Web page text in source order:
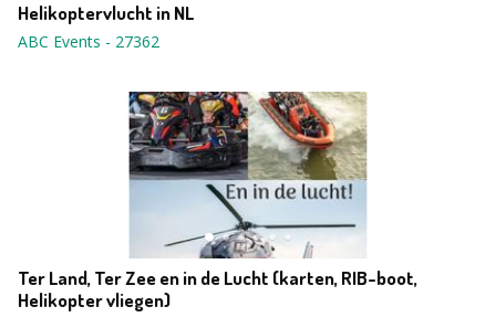
Helikoptervlucht in NL
ABC Events - 27362
Ter Land, Ter Zee en in de Lucht (karten, RIB-boot,
Helikopter vliegen)